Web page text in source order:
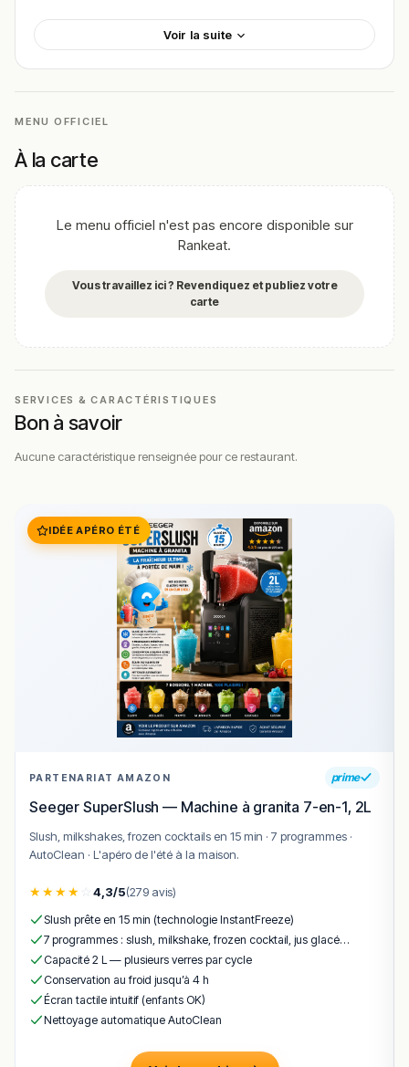
filet de bœuf Rossiniou encore le délicieux
de canard aux figues. Pour les amateurs de poissons,
lebar rôti à la sauce viergeest un choix parfait. Pour
trouver le meilleur plat de La Bonne Brise, plongez dans
!
Texte généré par intelligence artificielle, en attente de
validation humaine.
nous aider en vous rendant sur :Améliorer la fiche de cet
Voir la suite
MENU OFFICIEL
À la carte
Le menu officiel n'est pas encore disponible sur
Rankeat.
Vous travaillez ici ? Revendiquez et publiez votre
carte
SERVICES & CARACTÉRISTIQUES
Bon à savoir
Aucune caractéristique renseignée pour ce restaurant.
IDÉE APÉRO ÉTÉ
PARTENARIAT AMAZON prime
Seeger SuperSlush — Machine à granita 7-en-1, 2L
Slush, milkshakes, frozen cocktails en 15 min · 7 programmes ·
AutoClean · L'apéro de l'été à la maison.
★★★★ 4,3/5(279 avis)
Slush prête en 15 min (technologie InstantFreeze)
7 programmes : slush, milkshake, frozen cocktail, jus glacé…
Capacité 2 L — plusieurs verres par cycle
Conservation au froid jusqu’à 4 h
Écran tactile intuitif (enfants OK)
Nettoyage automatique AutoClean